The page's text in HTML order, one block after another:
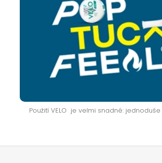
Použití VELO je velmi snadné:
Z